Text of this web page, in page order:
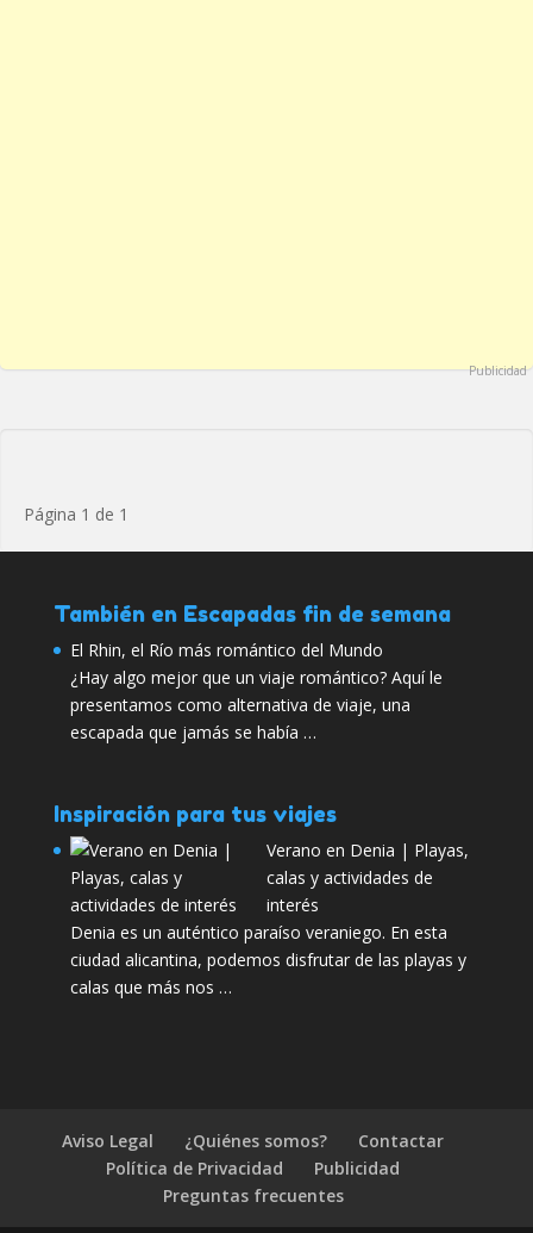
Publicidad
Página 1 de 1
También en Escapadas fin de semana
El Rhin, el Río más romántico del Mundo
¿Hay algo mejor que un viaje romántico? Aquí le
presentamos como alternativa de viaje, una
escapada que jamás se había …
Inspiración para tus viajes
Verano en Denia | Playas,
calas y actividades de
interés
Denia es un auténtico paraíso veraniego. En esta
ciudad alicantina, podemos disfrutar de las playas y
calas que más nos …
Aviso Legal ¿Quiénes somos?
Contactar
Política de Privacidad
Publicidad
Preguntas frecuentes